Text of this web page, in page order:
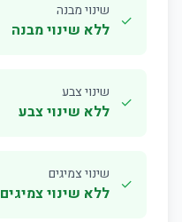
✓
שינוי מבנה
ללא שינוי מבנה
✓
שינוי צבע
ללא שינוי צבע
✓
שינוי צמיגים
ללא שינוי צמיגים